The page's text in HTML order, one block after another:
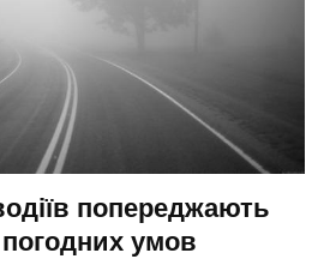
попереджають
умов